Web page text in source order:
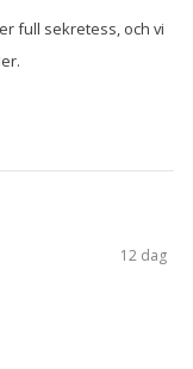
12 dag
full sekretess, och vi